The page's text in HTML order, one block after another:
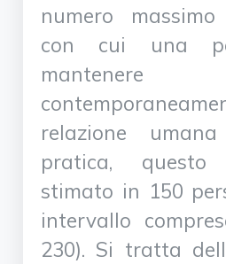
numero
con cui una
mantenere
relazione
pratica,
stimato in 150
intervallo
230). Si tratta